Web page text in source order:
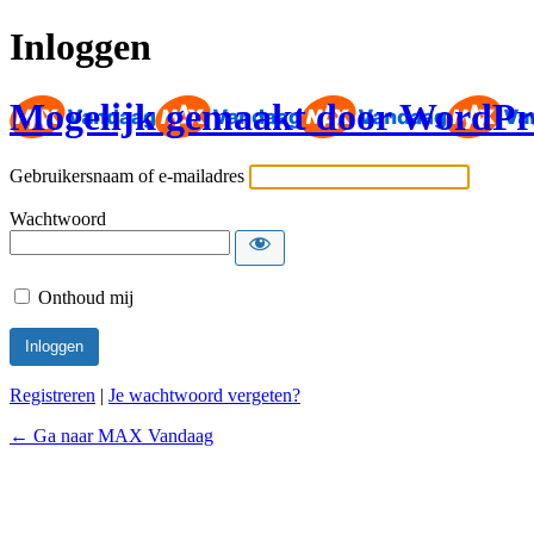
Inloggen
Mogelijk gemaakt door
Gebruikersnaam of e-mailadres
Wachtwoord
Onthoud mij
Registreren | Je wachtwoord vergeten?
← Ga naar MAX Vandaag